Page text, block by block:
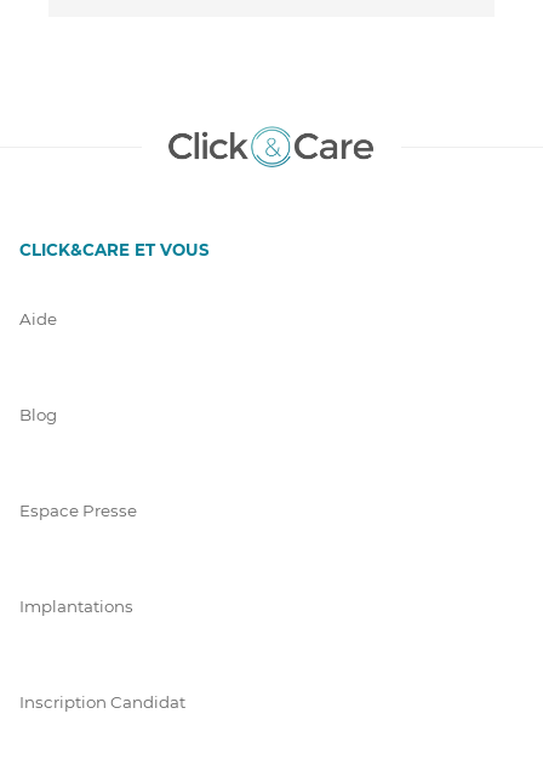
CLICK&CARE ET VOUS
Aide
Blog
Espace Presse
Implantations
Inscription Candidat